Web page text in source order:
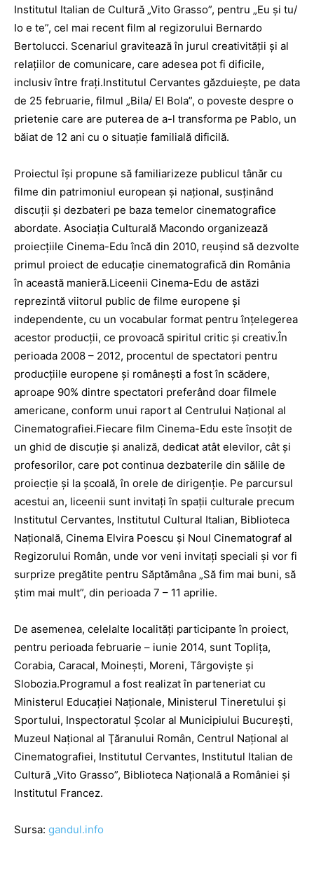
Institutul Italian de Cultură „Vito Grasso”, pentru „Eu şi tu/
Io e te”, cel mai recent film al regizorului Bernardo
Bertolucci. Scenariul gravitează în jurul creativităţii şi al
relaţiilor de comunicare, care adesea pot fi dificile,
inclusiv între fraţi.Institutul Cervantes găzduieşte, pe data
de 25 februarie, filmul „Bila/ El Bola”, o poveste despre o
prietenie care are puterea de a-l transforma pe Pablo, un
băiat de 12 ani cu o situaţie familială dificilă.
Proiectul îşi propune să familiarizeze publicul tânăr cu
filme din patrimoniul european şi naţional, susţinând
discuţii şi dezbateri pe baza temelor cinematografice
abordate. Asociaţia Culturală Macondo organizează
proiecţiile Cinema-Edu încă din 2010, reuşind să dezvolte
primul proiect de educaţie cinematografică din România
în această manieră.Liceenii Cinema-Edu de astăzi
reprezintă viitorul public de filme europene şi
independente, cu un vocabular format pentru înţelegerea
acestor producţii, ce provoacă spiritul critic şi creativ.În
perioada 2008 – 2012, procentul de spectatori pentru
producţiile europene şi româneşti a fost în scădere,
aproape 90% dintre spectatori preferând doar filmele
americane, conform unui raport al Centrului Naţional al
Cinematografiei.Fiecare film Cinema-Edu este însoţit de
un ghid de discuţie şi analiză, dedicat atât elevilor, cât şi
profesorilor, care pot continua dezbaterile din sălile de
proiecţie şi la şcoală, în orele de dirigenţie. Pe parcursul
acestui an, liceenii sunt invitaţi în spaţii culturale precum
Institutul Cervantes, Institutul Cultural Italian, Biblioteca
Naţională, Cinema Elvira Poescu şi Noul Cinematograf al
Regizorului Român, unde vor veni invitaţi speciali şi vor fi
surprize pregătite pentru Săptămâna „Să fim mai buni, să
ştim mai mult”, din perioada 7 – 11 aprilie.
De asemenea, celelalte localităţi participante în proiect,
pentru perioada februarie – iunie 2014, sunt Topliţa,
Corabia, Caracal, Moineşti, Moreni, Târgovişte şi
Slobozia.Programul a fost realizat în parteneriat cu
Ministerul Educaţiei Naţionale, Ministerul Tineretului şi
Sportului, Inspectoratul Şcolar al Municipiului Bucureşti,
Muzeul Naţional al Ţăranului Român, Centrul Naţional al
Cinematografiei, Institutul Cervantes, Institutul Italian de
Cultură „Vito Grasso”, Biblioteca Naţională a României şi
Institutul Francez.
Sursa: gandul.info